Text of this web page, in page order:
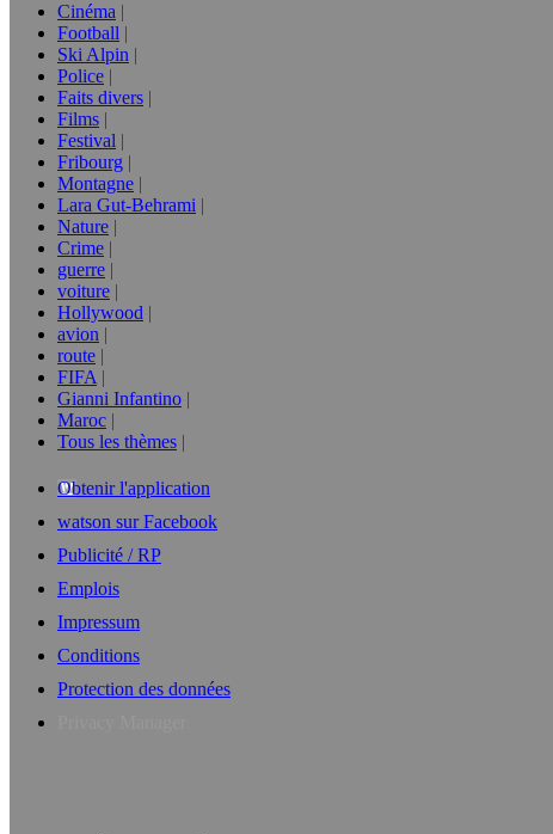
Cinéma
Football
Ski Alpin
Police
Faits divers
Films
Festival
Fribourg
Montagne
Lara Gut-Behrami
Nature
Crime
guerre
voiture
Hollywood
avion
route
FIFA
Gianni Infantino
Maroc
Tous les thèmes
Obtenir l'application
watson sur Facebook
Publicité / RP
Emplois
Impressum
Conditions
Protection des données